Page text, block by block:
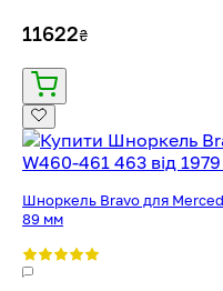
11622₴
Шноркель Bravo для
89 мм